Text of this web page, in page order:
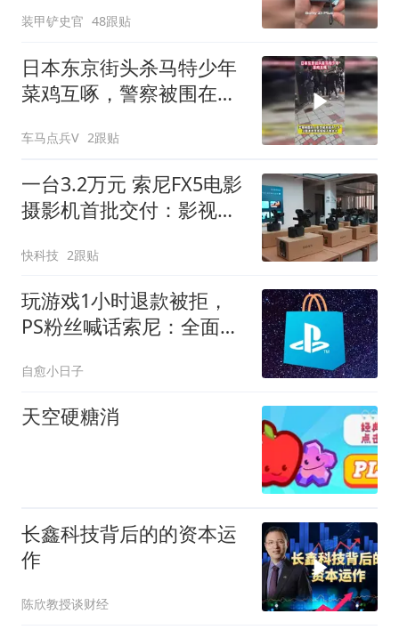
装甲铲史官 48跟贴
日本东京街头杀马特少年
菜鸡互啄，警察被围在人
车马点兵V 2跟贴
一台3.2万元 索尼FX5电影
摄影机首批交付：影视飓
快科技 2跟贴
玩游戏1小时退款被拒，
PS粉丝喊话索尼：全面数
自愈小日子
天空硬糖消
长鑫科技背后的的资本运
作
陈欣教授谈财经